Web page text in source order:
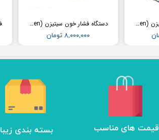
دستگاه فشار خون سیتیزن (Citizen) مدل CH452
۸,۰۰۰,۰۰۰ تومان
دستگاه فشار خون سیتیزن (Citizen) مدل CH456
​قیمت های مناسب بسته بندی زیبا